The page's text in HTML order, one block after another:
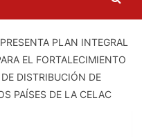
PLAN INTEGRAL
EL FORTALECIMIENTO
DISTRIBUCIÓN DE
PAÍSES DE LA CELAC